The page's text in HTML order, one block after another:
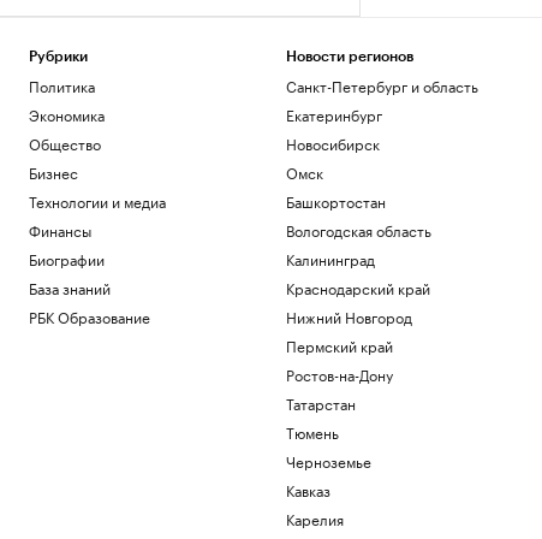
Рубрики
Политика
Экономика
Общество
Бизнес
Технологии и медиа
Финансы
Биографии
База знаний
РБК Образование
Новости регионов
Санкт-Петербург и область
Екатеринбург
Новосибирск
Омск
Башкортостан
Вологодская область
Калининград
Краснодарский край
Нижний Новгород
Пермский край
Ростов-на-Дону
Татарстан
Тюмень
Черноземье
Кавказ
Карелия